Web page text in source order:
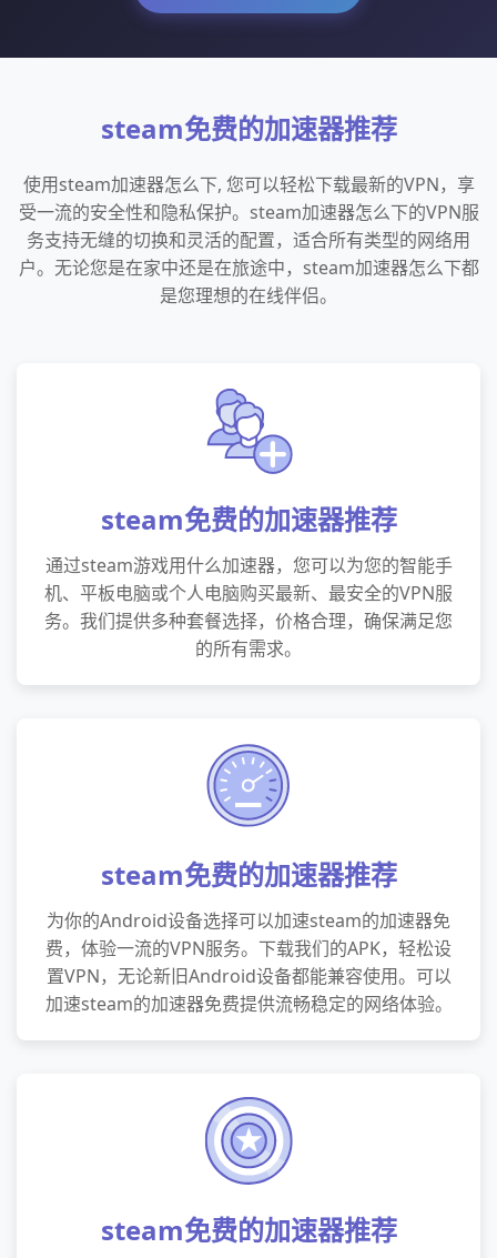
steam免费的加速器推荐
使用steam加速器怎么下, 您可以轻松下载最新的VPN，享
受一流的安全性和隐私保护。steam加速器怎么下的VPN服
务支持无缝的切换和灵活的配置，适合所有类型的网络用
户。无论您是在家中还是在旅途中，steam加速器怎么下都
是您理想的在线伴侣。
steam免费的加速器推荐
通过steam游戏用什么加速器，您可以为您的智能手
机、平板电脑或个人电脑购买最新、最安全的VPN服
务。我们提供多种套餐选择，价格合理，确保满足您
的所有需求。
steam免费的加速器推荐
为你的Android设备选择可以加速steam的加速器免
费，体验一流的VPN服务。下载我们的APK，轻松设
置VPN，无论新旧Android设备都能兼容使用。可以
加速steam的加速器免费提供流畅稳定的网络体验。
steam免费的加速器推荐